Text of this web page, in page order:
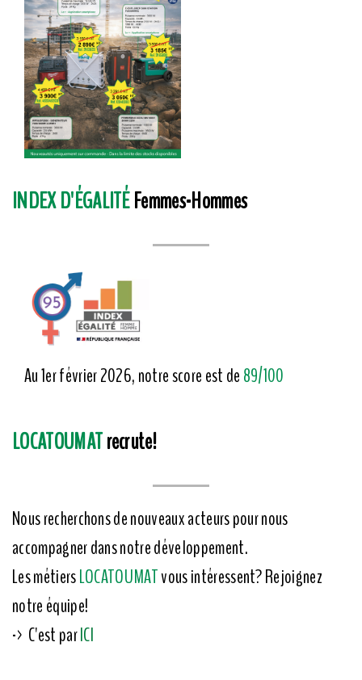
INDEX D'ÉGALITÉFemmes-Hommes
Au 1er février 2026, notre score est de89/100
LOCATOUMATrecrute!
Nous recherchons de nouveaux acteurs pour nous
accompagner dans notre développement.
Les métiersLOCATOUMATvous intéressent? Rejoignez
notre équipe!
-> C'est parICI